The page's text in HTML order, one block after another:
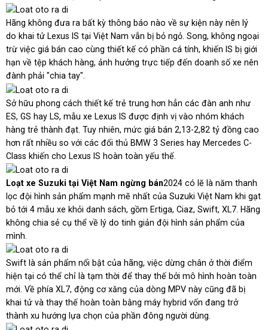
Hãng không đưa ra bất kỳ thông báo nào về sự kiện này nên lý
do khai tử Lexus IS tại Việt Nam vẫn bị bỏ ngỏ. Song, không ngoại
trừ việc giá bán cao cùng thiết kế có phần cá tính, khiến IS bị giới
hạn về tệp khách hàng, ảnh hưởng trực tiếp đến doanh số xe nên
đành phải "chia tay".
Sở hữu phong cách thiết kế trẻ trung hơn hẳn các đàn anh như
ES, GS hay LS, mẫu xe Lexus IS được định vị vào nhóm khách
hàng trẻ thành đạt. Tuy nhiên, mức giá bán 2,13-2,82 tỷ đồng cao
hơn rất nhiều so với các đối thủ BMW 3 Series hay Mercedes C-
Class khiến cho Lexus IS hoàn toàn yếu thế.
Loạt xe Suzuki tại Việt Nam ngừng bán2024 có lẽ là năm thanh
lọc đội hình sản phẩm mạnh mẽ nhất của Suzuki Việt Nam khi gạt
bỏ tới 4 mẫu xe khỏi danh sách, gồm Ertiga, Ciaz, Swift, XL7. Hãng
không chia sẻ cụ thể về lý do tinh giản đội hình sản phẩm của
mình.
Swift là sản phẩm nổi bật của hãng, việc dừng chân ở thời điểm
hiện tại có thể chỉ là tạm thời để thay thế bởi mô hình hoàn toàn
mới. Về phía XL7, động cơ xăng của dòng MPV này cũng đã bị
khai tử và thay thế hoàn toàn bằng máy hybrid vốn đang trở
thành xu hướng lựa chọn của phần đông người dùng.